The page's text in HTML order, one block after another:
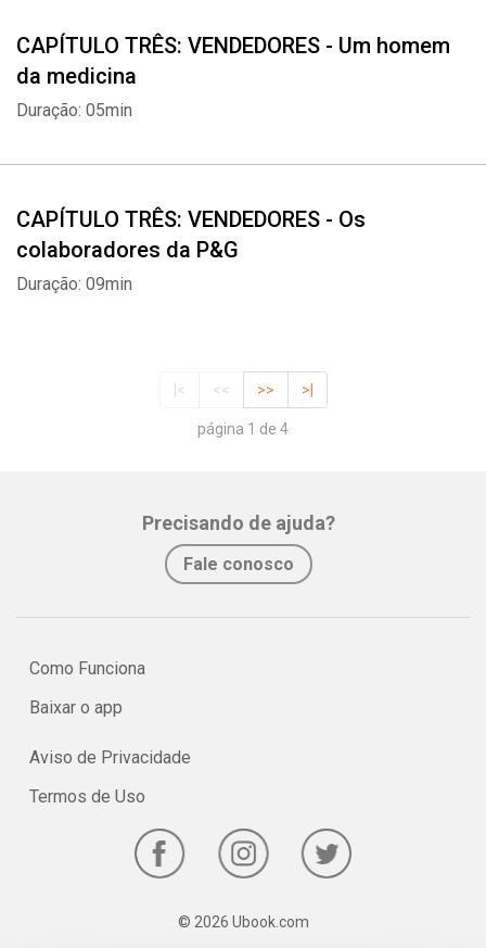
CAPÍTULO TRÊS: VENDEDORES - Um homem
da medicina
Duração: 05min
CAPÍTULO TRÊS: VENDEDORES - Os
colaboradores da P&G
Duração: 09min
|< << >> >|
página 1 de 4
Precisando de ajuda?
Fale conosco
Como Funciona
Baixar o app
Aviso de Privacidade
Termos de Uso
© 2026 Ubook.com